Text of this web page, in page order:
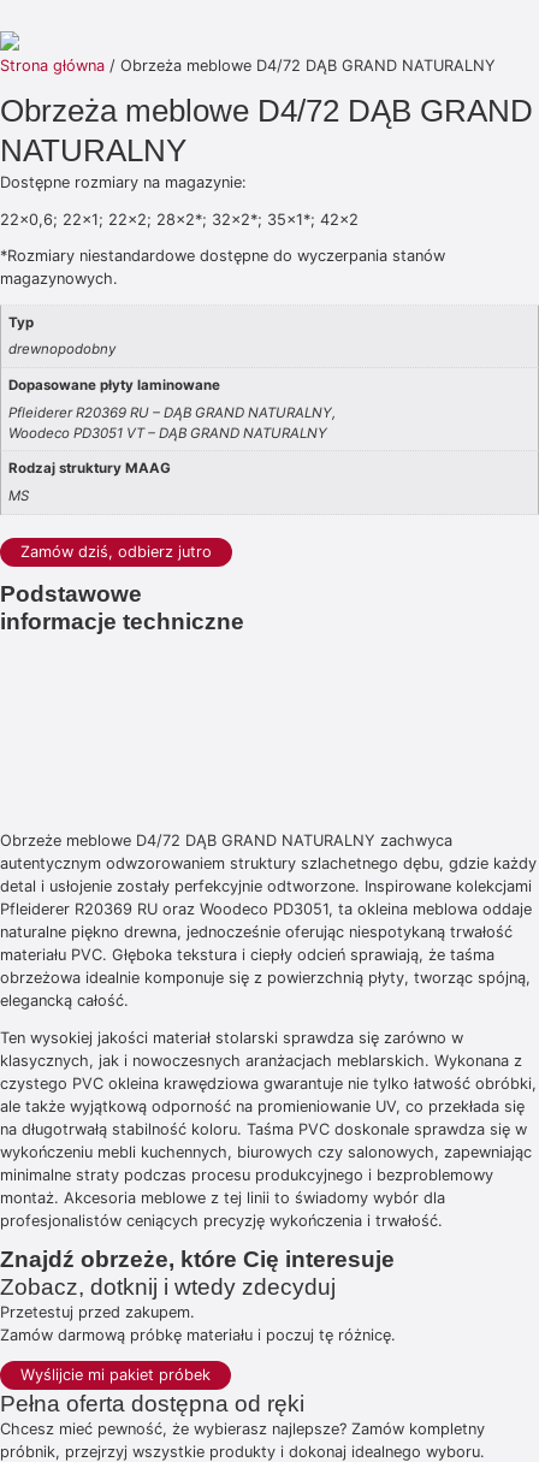
Strona główna / Obrzeża meblowe D4/72 DĄB GRAND NATURALNY
Obrzeża meblowe D4/72 DĄB GRAND
NATURALNY
Dostępne rozmiary na magazynie:
22×0,6; 22×1; 22×2; 28×2*; 32×2*; 35×1*; 42×2
*Rozmiary niestandardowe dostępne do wyczerpania stanów
magazynowych.
Typ
drewnopodobny
Dopasowane płyty laminowane
Pfleiderer R20369 RU – DĄB GRAND NATURALNY,
Woodeco PD3051 VT – DĄB GRAND NATURALNY
Rodzaj struktury MAAG
MS
Zamów dziś, odbierz jutro
Podstawowe
informacje techniczne
Obrzeże meblowe D4/72 DĄB GRAND NATURALNY zachwyca
autentycznym odwzorowaniem struktury szlachetnego dębu, gdzie każdy
detal i usłojenie zostały perfekcyjnie odtworzone. Inspirowane kolekcjami
Pfleiderer R20369 RU oraz Woodeco PD3051, ta okleina meblowa oddaje
naturalne piękno drewna, jednocześnie oferując niespotykaną trwałość
materiału PVC. Głęboka tekstura i ciepły odcień sprawiają, że taśma
obrzeżowa idealnie komponuje się z powierzchnią płyty, tworząc spójną,
elegancką całość.
Ten wysokiej jakości materiał stolarski sprawdza się zarówno w
klasycznych, jak i nowoczesnych aranżacjach meblarskich. Wykonana z
czystego PVC okleina krawędziowa gwarantuje nie tylko łatwość obróbki,
ale także wyjątkową odporność na promieniowanie UV, co przekłada się
na długotrwałą stabilność koloru. Taśma PVC doskonale sprawdza się w
wykończeniu mebli kuchennych, biurowych czy salonowych, zapewniając
minimalne straty podczas procesu produkcyjnego i bezproblemowy
montaż. Akcesoria meblowe z tej linii to świadomy wybór dla
profesjonalistów ceniących precyzję wykończenia i trwałość.
Znajdź obrzeże, które Cię interesuje
Zobacz, dotknij i wtedy zdecyduj
Przetestuj przed zakupem.
Zamów darmową próbkę materiału i poczuj tę różnicę.
Wyślijcie mi pakiet próbek
Pełna oferta dostępna od ręki
Chcesz mieć pewność, że wybierasz najlepsze? Zamów kompletny
próbnik, przejrzyj wszystkie produkty i dokonaj idealnego wyboru.